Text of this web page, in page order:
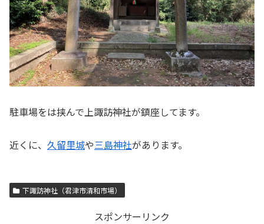
駐車場をは挟んで上諏訪神社が鎮座してます。
近くに、 久留里城や三島神社があります。
下諏訪神社（君津市清和市場）
スポンサーリンク